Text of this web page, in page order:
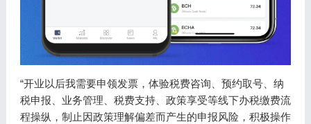
“开业以后我需要申领发票，体验税费咨询、预约取号、纳
税申报、业务管理、税费支持、政策享受等线下办税缴费流
程操纵，制止因政策理解偏差而产生的申报风险，积极操作